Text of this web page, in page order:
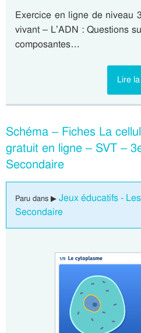
Exercice en ligne de niveau
vivant – L’ADN : Questions
composantes…
Lire
Schéma – Fiches La
gratuit en ligne – SVT –
Secondaire
Paru dans ▶ Jeux éducatifs -
Secondaire